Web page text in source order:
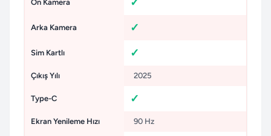
Ön Kamera
Arka Kamera
Sim Kartlı
Çıkış Yılı 2025
Type-C
Ekran Yenileme Hızı 90 Hz